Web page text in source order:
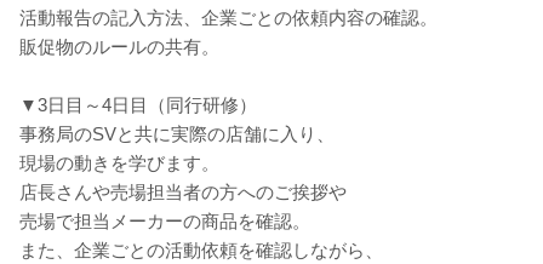
活動報告の記入方法、企業ごとの依頼内容の確認。
販促物のルールの共有。
▼3日目～4日目（同行研修）
事務局のSVと共に実際の店舗に入り、
現場の動きを学びます。
店長さんや売場担当者の方へのご挨拶や
売場で担当メーカーの商品を確認。
また、企業ごとの活動依頼を確認しながら、